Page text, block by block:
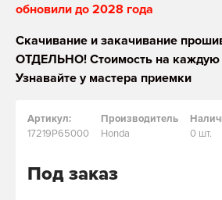
обновили до 2028 года
Скачивание и закачивание
ОТДЕЛЬНО! Стоимость на каждую
Узнавайте у мастера приемки
Артикул:
17219P65000
Производитель
Honda
0 шт.
Под заказ